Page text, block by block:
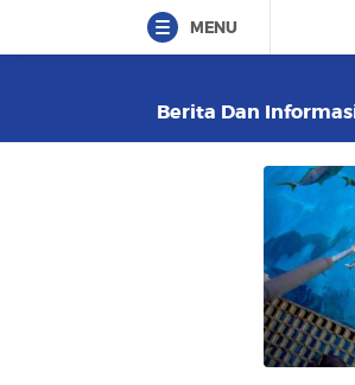
MENU
Berita Dan